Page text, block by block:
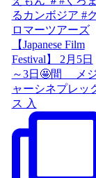
【Japanese Film
Festival】 2月5日
～3日🤩間 メ
ャーシネプレッ
ス 入